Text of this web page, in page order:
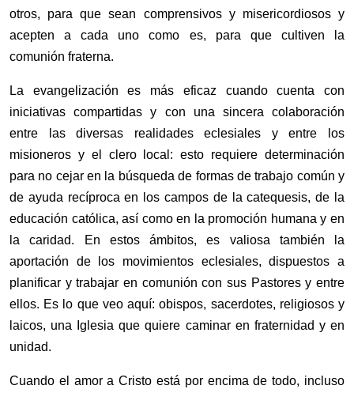
otros, para que sean comprensivos y misericordiosos y
acepten a cada uno como es, para que cultiven la
comunión fraterna.
La evangelización es más eficaz cuando cuenta con
iniciativas compartidas y con una sincera colaboración
entre las diversas realidades eclesiales y entre los
misioneros y el clero local: esto requiere determinación
para no cejar en la búsqueda de formas de trabajo común y
de ayuda recíproca en los campos de la catequesis, de la
educación católica, así como en la promoción humana y en
la caridad. En estos ámbitos, es valiosa también la
aportación de los movimientos eclesiales, dispuestos a
planificar y trabajar en comunión con sus Pastores y entre
ellos. Es lo que veo aquí: obispos, sacerdotes, religiosos y
laicos, una Iglesia que quiere caminar en fraternidad y en
unidad.
Cuando el amor a Cristo está por encima de todo, incluso